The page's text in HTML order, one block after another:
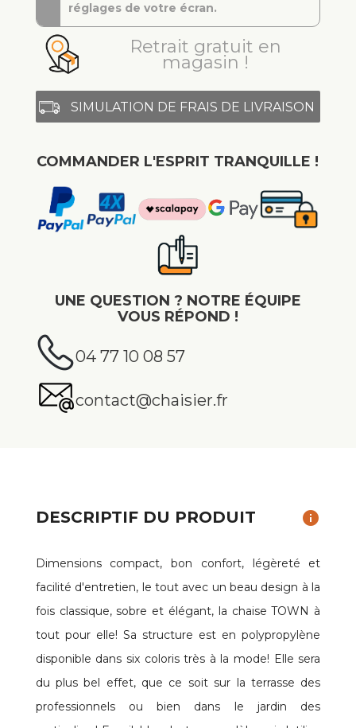
réglages de votre écran.
Retrait gratuit en
magasin !
SIMULATION DE FRAIS DE LIVRAISON
COMMANDER L'ESPRIT TRANQUILLE !
UNE QUESTION ? NOTRE ÉQUIPE
VOUS RÉPOND !
04 77 10 08 57
contact@chaisier.fr
DESCRIPTIF DU PRODUIT info
Dimensions compact, bon confort, légèreté et
facilité d'entretien, le tout avec un beau design à la
fois classique, sobre et élégant, la chaise TOWN à
tout pour elle! Sa structure est en polypropylène
disponible dans six coloris très à la mode! Elle sera
du plus bel effet, que ce soit sur la terrasse des
professionnels ou bien dans le jardin des